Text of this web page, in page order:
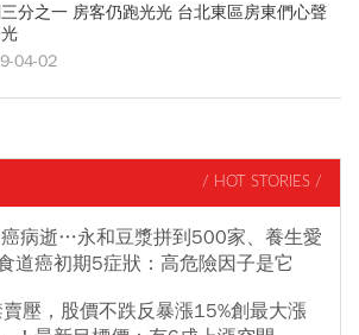
分之一 房客仍跑光光 台北東區房東們心聲
04-02
/ HOT STORIES /
病逝…永和豆漿拼到500家、養生愛
道癌初期5症狀：高危險因子是它
壓，股價不跌反暴漲15%創最大漲